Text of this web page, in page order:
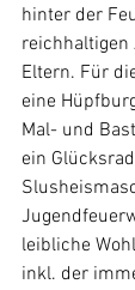
hinter der
reichhaltigen
Eltern. Für
eine
Mal- und
ein
leibliche
inkl. der